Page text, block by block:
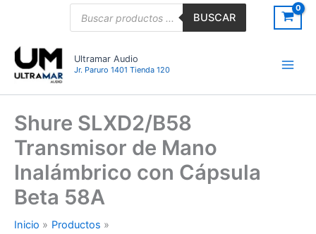
BUSCAR
Ultramar Audio
Jr. Paruro 1401 Tienda 120
Shure SLXD2/B58
Transmisor de Mano
Inalámbrico con Cápsula
Beta 58A
Inicio
Productos